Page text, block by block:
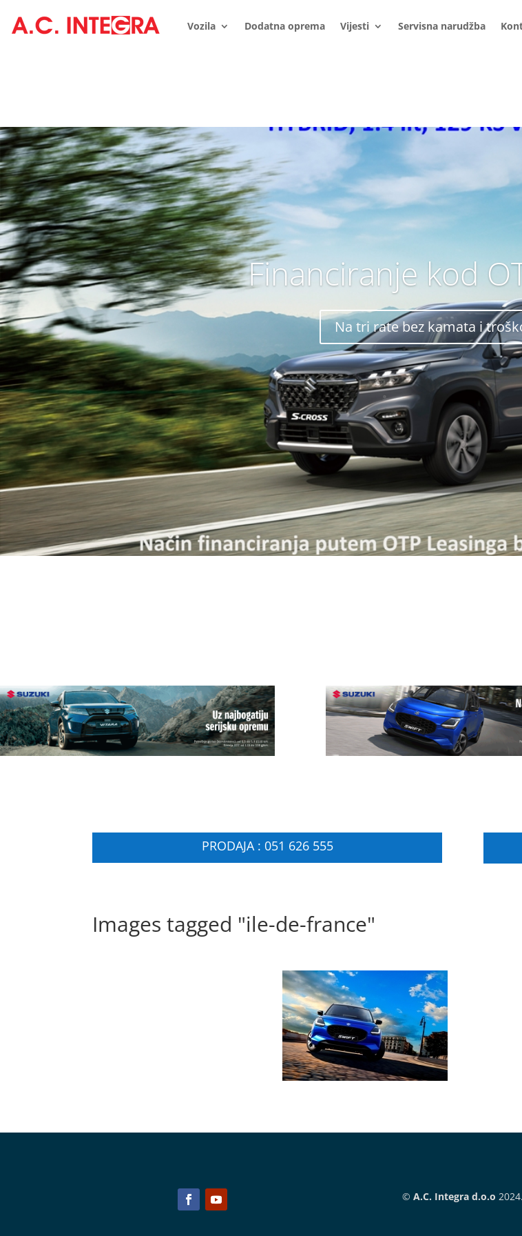
Vozila Dodatna oprema Vijesti Servisna narudžba
Financiranje kod
Na tri rate bez kamata i
PRODAJA : 051 626 555
Images tagged "ile-de-france"
© A.C. Integra d.o.o 2024.